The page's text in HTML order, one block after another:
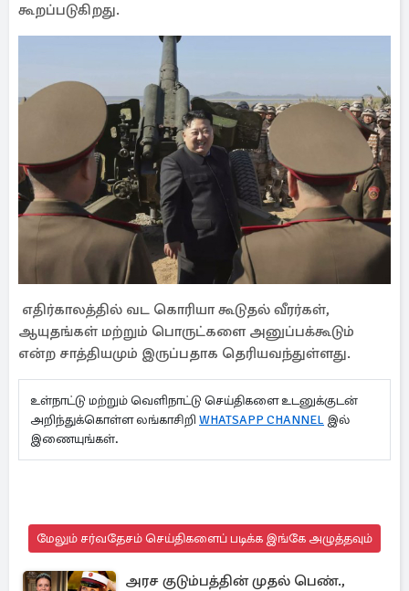
கூறப்படுகிறது.
எதிர்காலத்தில் வட கொரியா கூடுதல் வீரர்கள்,
ஆயுதங்கள் மற்றும் பொருட்களை அனுப்பக்கூடும்
என்ற சாத்தியமும் இருப்பதாக தெரியவந்துள்ளது.
உள்நாட்டு மற்றும் வெளிநாட்டு செய்திகளை உடனுக்குடன்
அறிந்துக்கொள்ள லங்காசிறி WHATSAPP CHANNEL இல்
இணையுங்கள்.
மேலும் சர்வதேசம் செய்திகளைப் படிக்க இங்கே அழுத்தவும்
அரச குடும்பத்தின் முதல் பெண்.,